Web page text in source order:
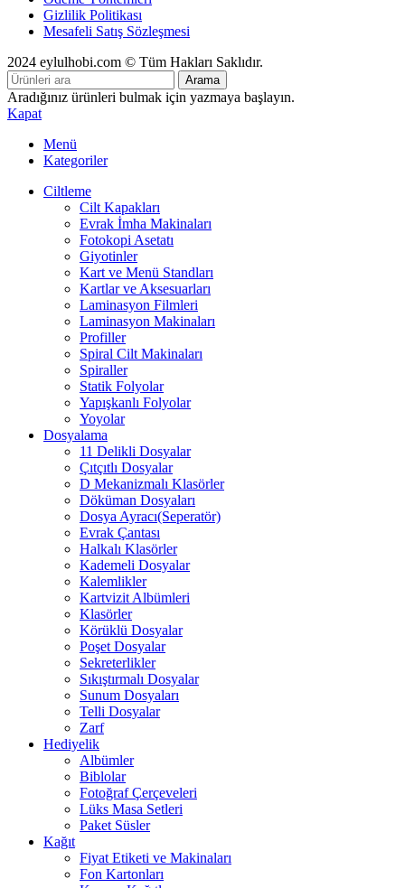
Gizlilik Politikası
Mesafeli Satış Sözleşmesi
2024 eylulhobi.com © Tüm Hakları Saklıdır.
Arama
Aradığınız ürünleri bulmak için yazmaya başlayın.
Kapat
Menü
Kategoriler
Ciltleme
Cilt Kapakları
Evrak İmha Makinaları
Fotokopi Asetatı
Giyotinler
Kart ve Menü Standları
Kartlar ve Aksesuarları
Laminasyon Filmleri
Laminasyon Makinaları
Profiller
Spiral Cilt Makinaları
Spiraller
Statik Folyolar
Yapışkanlı Folyolar
Yoyolar
Dosyalama
11 Delikli Dosyalar
Çıtçıtlı Dosyalar
D Mekanizmalı Klasörler
Döküman Dosyaları
Dosya Ayracı(Seperatör)
Evrak Çantası
Halkalı Klasörler
Kademeli Dosyalar
Kalemlikler
Kartvizit Albümleri
Klasörler
Körüklü Dosyalar
Poşet Dosyalar
Sekreterlikler
Sıkıştırmalı Dosyalar
Sunum Dosyaları
Telli Dosyalar
Zarf
Hediyelik
Albümler
Biblolar
Fotoğraf Çerçeveleri
Lüks Masa Setleri
Paket Süsler
Kağıt
Fiyat Etiketi ve Makinaları
Fon Kartonları